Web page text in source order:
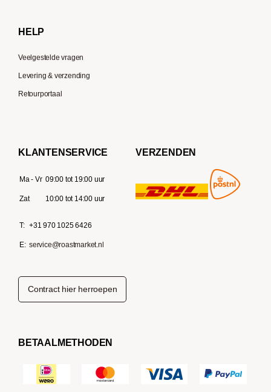
HELP
Veelgestelde vragen
Levering & verzending
Retourportaal
KLANTENSERVICE
Ma - Vr 09:00 tot 19:00 uur
Zat 10:00 tot 14:00 uur
T: +31 970 1025 6426
E: service@roastmarket.nl
VERZENDEN
Contract hier herroepen
BETAALMETHODEN